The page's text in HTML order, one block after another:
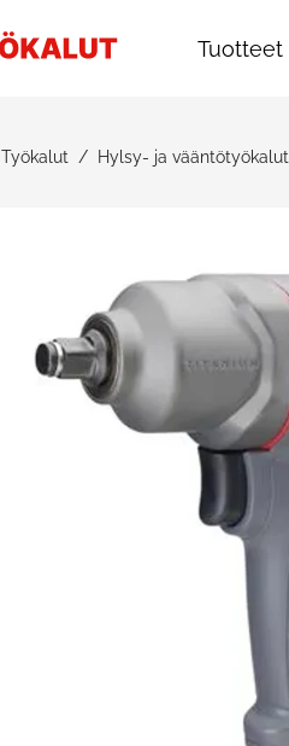
Tuotteet
Työkalut Hylsy- ja vääntötyökalut